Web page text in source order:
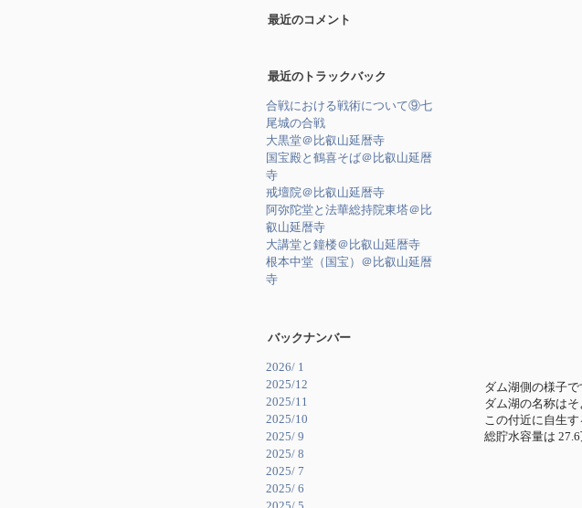
最近のコメント
最近のトラックバック
合戦における戦術について⑨七
尾城の合戦
大黒堂＠比叡山延暦寺
国宝殿と鶴喜そば＠比叡山延暦
寺
戒壇院＠比叡山延暦寺
阿弥陀堂と法華総持院東塔＠比
叡山延暦寺
大講堂と鐘楼＠比叡山延暦寺
根本中堂（国宝）＠比叡山延暦
寺
バックナンバー
2026/ 1
2025/12
2025/11
2025/10
2025/ 9
2025/ 8
2025/ 7
2025/ 6
ダム湖側の様子で
ダム湖の名称は
この付近に自生
総貯水容量は